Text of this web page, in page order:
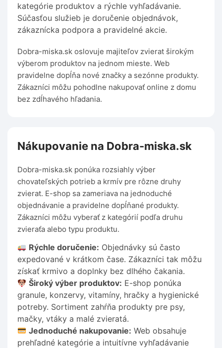
kategórie produktov a rýchle vyhľadávanie.
Súčasťou služieb je doručenie objednávok,
zákaznícka podpora a pravidelné akcie.
Dobra-miska.sk oslovuje majiteľov zvierat širokým
výberom produktov na jednom mieste. Web
pravidelne dopĺňa nové značky a sezónne produkty.
Zákazníci môžu pohodlne nakupovať online z domu
bez zdĺhavého hľadania.
Nákupovanie na Dobra-miska.sk
Dobra-miska.sk ponúka rozsiahly výber
chovateľských potrieb a krmív pre rôzne druhy
zvierat. E-shop sa zameriava na jednoduché
objednávanie a pravidelne dopĺňané produkty.
Zákazníci môžu vyberať z kategórií podľa druhu
zvieraťa alebo typu produktu.
Rýchle doručenie: Objednávky sú často
expedované v krátkom čase. Zákazníci tak môžu
získať krmivo a doplnky bez dlhého čakania.
Široký výber produktov: E-shop ponúka
granule, konzervy, vitamíny, hračky a hygienické
potreby. Sortiment zahŕňa produkty pre psy,
mačky, vtáky a malé zvieratá.
Jednoduché nakupovanie: Web obsahuje
prehľadné kategórie a intuitívne vyhľadávanie